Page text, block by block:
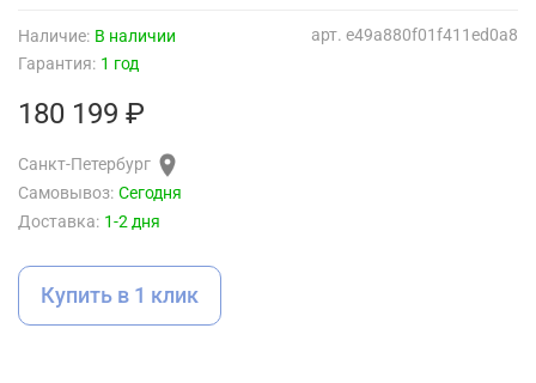
арт. e49a880f01f411ed0a8
Наличие: В наличии
Гарантия: 1 год
180 199 ₽
Санкт-Петербург
Самовывоз: Сегодня
Доставка: 1-2 дня
Купить в 1 клик